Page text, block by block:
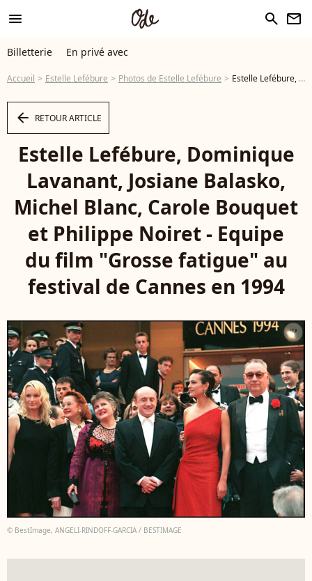
menu search newsletter
Billetterie En privé avec
Accueil Estelle Lefébure Photos de Estelle Lefébure Estelle Lefébure, Dominique Lavanant, Josiane Balasko, Michel Blanc, Carole Bouquet et Philippe Noiret - Equipe du film "Grosse fatigue" au festival de Cannes en 1994 - Photo
arrow_left RETOUR ARTICLE
Estelle Lefébure, Dominique
Lavanant, Josiane Balasko,
Michel Blanc, Carole Bouquet
et Philippe Noiret - Equipe
du film "Grosse fatigue" au
festival de Cannes en 1994
© BestImage, ANGELI-RINDOFF-GARCIA / BESTIMAGE